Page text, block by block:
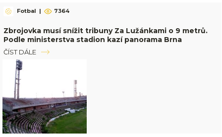
Fotbal | 7364
Zbrojovka musí snížit tribuny Za Lužánkami o 9 metrů.
Podle ministerstva stadion kazí panorama Brna
ČÍST DÁLE